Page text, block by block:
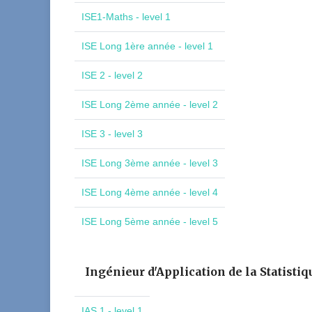
ISE1-Maths - level 1
ISE Long 1ère année - level 1
ISE 2 - level 2
ISE Long 2ème année - level 2
ISE 3 - level 3
ISE Long 3ème année - level 3
ISE Long 4ème année - level 4
ISE Long 5ème année - level 5
Ingénieur d'Application de la